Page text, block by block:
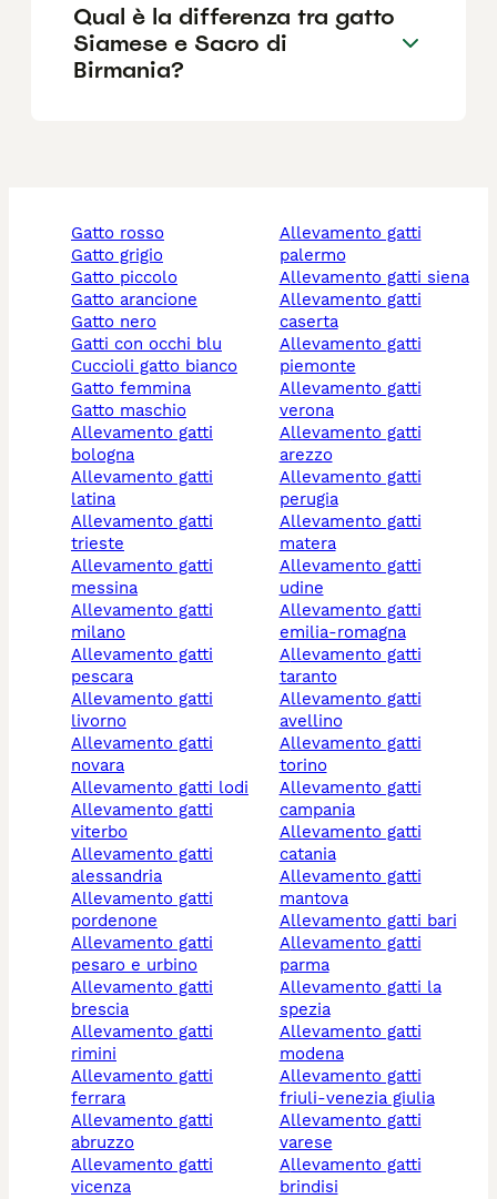
Qual è la differenza tra gatto
Siamese e Sacro di
Birmania?
gatto rosso
gatto grigio
gatto piccolo
gatto arancione
gatto nero
gatti con occhi blu
cuccioli gatto bianco
gatto femmina
gatto maschio
allevamento gatti
bologna
allevamento gatti
latina
allevamento gatti
trieste
allevamento gatti
messina
allevamento gatti
milano
allevamento gatti
pescara
allevamento gatti
livorno
allevamento gatti
novara
allevamento gatti lodi
allevamento gatti
viterbo
allevamento gatti
alessandria
allevamento gatti
pordenone
allevamento gatti
pesaro e urbino
allevamento gatti
brescia
allevamento gatti
rimini
allevamento gatti
ferrara
allevamento gatti
abruzzo
allevamento gatti
vicenza
allevamento gatti
palermo
allevamento gatti siena
allevamento gatti
caserta
allevamento gatti
piemonte
allevamento gatti
verona
allevamento gatti
arezzo
allevamento gatti
perugia
allevamento gatti
matera
allevamento gatti
udine
allevamento gatti
emilia-romagna
allevamento gatti
taranto
allevamento gatti
avellino
allevamento gatti
torino
allevamento gatti
campania
allevamento gatti
catania
allevamento gatti
mantova
allevamento gatti bari
allevamento gatti
parma
allevamento gatti la
spezia
allevamento gatti
modena
allevamento gatti
friuli-venezia giulia
allevamento gatti
varese
allevamento gatti
brindisi